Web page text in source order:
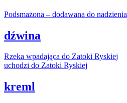
Podsmażona – dodawana do nadzienia
dźwina
Rzeka wpadająca do Zatoki Ryskiej
uchodzi do Zatoki Ryskiej
kreml